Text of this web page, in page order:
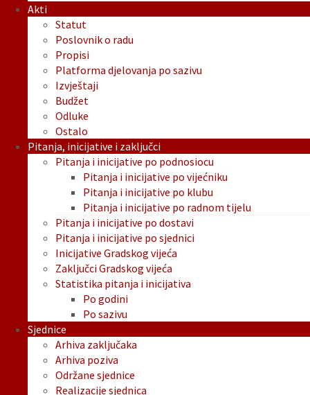
Akti
Statut
Poslovnik o radu
Propisi
Platforma djelovanja po sazivu
Izvještaji
Budžet
Odluke
Ostalo
Pitanja, inicijative i zaključci
Pitanja i inicijative po podnosiocu
Pitanja i inicijative po vijećniku
Pitanja i inicijative po klubu
Pitanja i inicijative po radnom tijelu
Pitanja i inicijative po dostavi
Pitanja i inicijative po sjednici
Inicijative Gradskog vijeća
Zaključci Gradskog vijeća
Statistika pitanja i inicijativa
Po godini
Po sazivu
Sjednice
Arhiva zaključaka
Arhiva poziva
Održane sjednice
Realizacije sjednica